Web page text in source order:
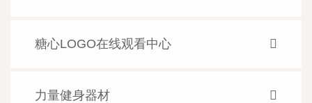
糖心LOGO在线观看中心
力量健身器材